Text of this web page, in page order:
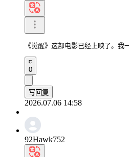
《觉醒》这部电影已经上映了。
0
写回复
2026.07.06 14:58
92Hawk752